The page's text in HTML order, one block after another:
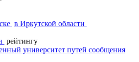
в Иркутской области
рейтингу
университет путей сообщения